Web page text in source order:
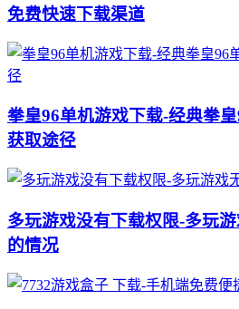
免费快速下载渠道
拳皇96单机游戏下载-经典拳
获取途径
多玩游戏没有下载权限-多玩
的情况